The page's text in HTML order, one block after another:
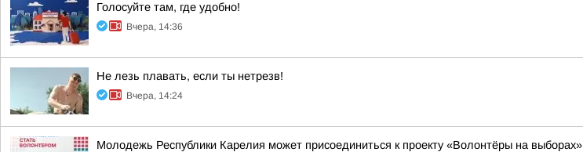
Голосуйте там, где удобно!
Вчера, 14:36
Не лезь плавать, если ты нетрезв!
Вчера, 14:24
Молодежь Республики Карелия может присоединиться к проекту «Волонтёры на выборах»